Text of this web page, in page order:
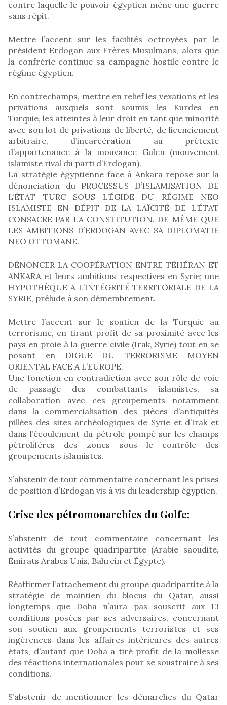
contre laquelle le pouvoir égyptien mène une guerre
sans répit.
Mettre l’accent sur les facilités octroyées par le
président Erdogan aux Frères Musulmans, alors que
la confrérie continue sa campagne hostile contre le
régime égyptien.
En contrechamps, mettre en relief les vexations et les
privations auxquels sont soumis les Kurdes en
Turquie, les atteintes à leur droit en tant que minorité
avec son lot de privations de liberté, de licenciement
arbitraire, d’incarcération au prétexte
d’appartenance à la mouvance Gulen (mouvement
islamiste rival du parti d’Erdogan).
La stratégie égyptienne face à Ankara repose sur la
dénonciation du PROCESSUS D’ISLAMISATION DE
L’ÉTAT TURC SOUS L’ÉGIDE DU RÉGIME NEO
ISLAMISTE EN DÉPIT DE LA LAÏCITÉ DE L’ÉTAT
CONSACRE PAR LA CONSTITUTION. DE MÊME QUE
LES AMBITIONS D’ERDOGAN AVEC SA DIPLOMATIE
NEO OTTOMANE.
DÉNONCER LA COOPÉRATION ENTRE TÉHÉRAN ET
ANKARA et leurs ambitions respectives en Syrie; une
HYPOTHÈQUE A L’INTÉGRITÉ TERRITORIALE DE LA
SYRIE, prélude à son démembrement.
Mettre l’accent sur le soutien de la Turquie au
terrorisme, en tirant profit de sa proximité avec les
pays en proie à la guerre civile (Irak, Syrie) tout en se
posant en DIGUE DU TERRORISME MOYEN
ORIENTAL FACE A L’EUROPE.
Une fonction en contradiction avec son rôle de voie
de passage des combattants islamistes, sa
collaboration avec ces groupements notamment
dans la commercialisation des pièces d’antiquités
pillées des sites archéologiques de Syrie et d’Irak et
dans l’écoulement du pétrole pompé sur les champs
pétrolifères des zones sous le contrôle des
groupements islamistes.
S’abstenir de tout commentaire concernant les prises
de position d’Erdogan vis à vis du leadership égyptien.
Crise des pétromonarchies du Golfe:
S’abstenir de tout commentaire concernant les
activités du groupe quadripartite (Arabie saoudite,
Émirats Arabes Unis, Bahrein et Égypte).
Réaffirmer l’attachement du groupe quadripartite à la
stratégie de maintien du blocus du Qatar, aussi
longtemps que Doha n’aura pas souscrit aux 13
conditions posées par ses adversaires, concernant
son soutien aux groupements terroristes et ses
ingérences dans les affaires intérieures des autres
états, d’autant que Doha a tiré profit de la mollesse
des réactions internationales pour se soustraire à ses
conditions.
S’abstenir de mentionner les démarches du Qatar